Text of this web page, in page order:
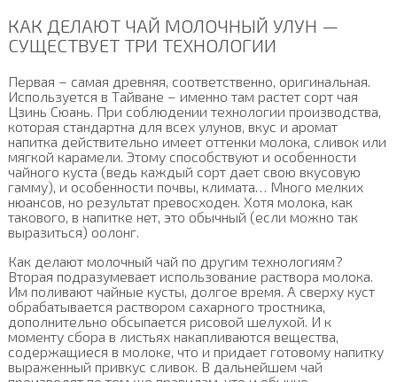
КАК ДЕЛАЮТ ЧАЙ МОЛОЧНЫЙ УЛУН —
СУЩЕСТВУЕТ ТРИ ТЕХНОЛОГИИ
Первая – самая древняя, соответственно, оригинальная.
Используется в Тайване – именно там растет сорт чая
Цзинь Сюань. При соблюдении технологии производства,
которая стандартна для всех улунов, вкус и аромат
напитка действительно имеет оттенки молока, сливок или
мягкой карамели. Этому способствуют и особенности
чайного куста (ведь каждый сорт дает свою вкусовую
гамму), и особенности почвы, климата… Много мелких
нюансов, но результат превосходен. Хотя молока, как
такового, в напитке нет, это обычный (если можно так
выразиться) оолонг.
Как делают молочный чай по другим технологиям?
Вторая подразумевает использование раствора молока.
Им поливают чайные кусты, долгое время. А сверху куст
обрабатывается раствором сахарного тростника,
дополнительно обсыпается рисовой шелухой. И к
моменту сбора в листьях накапливаются вещества,
содержащиеся в молоке, что и придает готовому напитку
выраженный привкус сливок. В дальнейшем чай